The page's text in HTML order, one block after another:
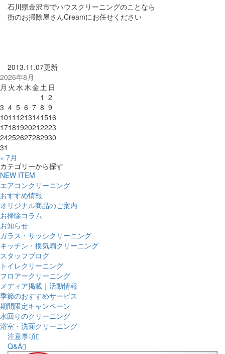
石川県金沢市でハウスクリーニングのことなら
街のお掃除屋さんCreamにお任せください
2013.11.07更新
2026年8月
月 火 水木金土 日
1 2
3 4 5 6 7 8 9
1011 1213141516
17181920212223
24252627282930
31
« 7月
カテゴリーから探す
NEW ITEM
エアコンクリーニング
おすすめ情報
オリジナル商品のご案内
お掃除コラム
お知らせ
ガラス・サッシクリーニング
キッチン・換気扇クリーニング
スタッフブログ
トイレクリーニング
フロアークリーニング
メディア掲載｜活動情報
季節のおすすめサービス
期間限定キャンペーン
水回りのクリーニング
浴室・洗面クリーニング
注意事項
Q&A